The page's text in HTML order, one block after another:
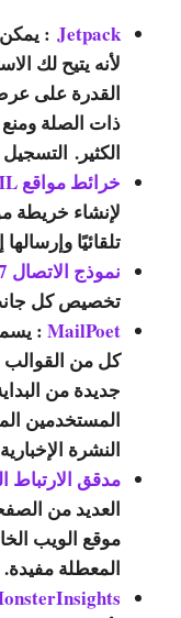
Jetpack : يمكن
لأنه يتيح لك
القدرة على
ذات الصلة ومنع
الكثير.
خرائط مواقع Google XML
تلقائيًا
نموذج الاتصال 7
تخصيص كل
MailPoet
:
كل من القوالب
جديدة من
المستخدمين
النشرة
مدقق الارتباط
العديد من
موقع الويب
المعطلة مفيدة.